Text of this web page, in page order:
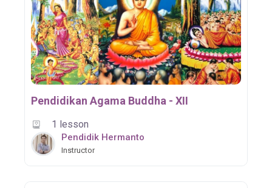
Pendidikan Agama Buddha - XII
1 lesson
Pendidik Hermanto
Instructor